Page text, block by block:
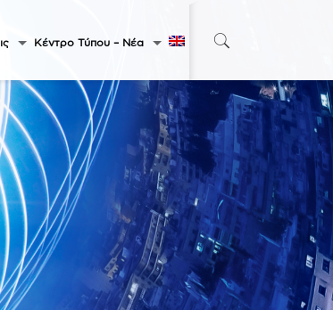
Κέντρο Τύπου – Νέα